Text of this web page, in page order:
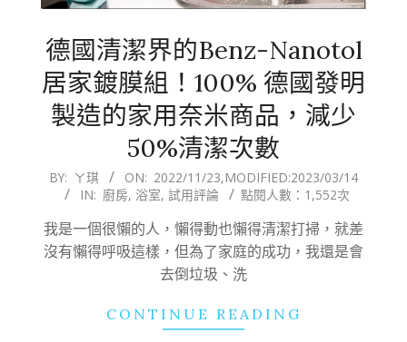
德國清潔界的Benz-Nanotol
居家鍍膜組！100% 德國發明
製造的家用奈米商品，減少
50%清潔次數
2022-
23
BY: ㄚ琪 ON: 2022/11/23,MODIFIED:2023/03/14
IN: 廚房, 浴室, 試用評論 點閱人數：1,552次
我是一個很懶的人，懶得動也懶得清潔打掃，就差
沒有懶得呼吸這樣，但為了家庭的成功，我還是會
去倒垃圾、洗
CONTINUE READING